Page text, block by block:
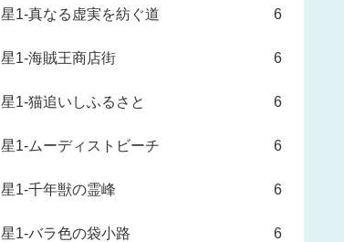
星1-真なる虚実を紡ぐ道 6
星1-海賊王商店街 6
星1-猫追いしふるさと 6
星1-ムーディストビーチ 6
星1-千年獣の霊峰 6
星1-バラ色の袋小路 6